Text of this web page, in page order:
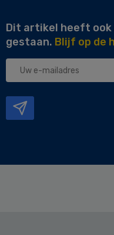
Dit artikel heeft ook
gestaan. Blijf op de
Uw